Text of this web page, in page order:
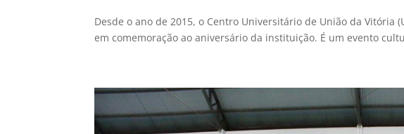
Desde o ano de 2015, o Centro Universitário de União da Vitória
em comemoração ao aniversário da instituição. É um evento